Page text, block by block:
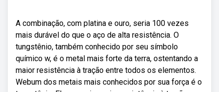
A combinação, com platina e ouro, seria 100 vezes
mais durável do que o aço de alta resistência. O
tungstênio, também conhecido por seu símbolo
químico w, é o metal mais forte da terra, ostentando a
maior resistência à tração entre todos os elementos.
Webum dos metais mais conhecidos por sua força é o